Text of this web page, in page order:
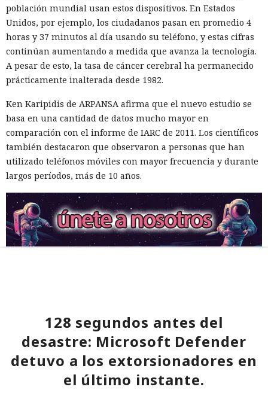
población mundial usan estos dispositivos. En Estados
Unidos, por ejemplo, los ciudadanos pasan en promedio 4
horas y 37 minutos al día usando su teléfono, y estas cifras
continúan aumentando a medida que avanza la tecnología.
A pesar de esto, la tasa de cáncer cerebral ha permanecido
prácticamente inalterada desde 1982.
Ken Karipidis de ARPANSA afirma que el nuevo estudio se
basa en una cantidad de datos mucho mayor en
comparación con el informe de IARC de 2011. Los científicos
también destacaron que observaron a personas que han
utilizado teléfonos móviles con mayor frecuencia y durante
largos períodos, más de 10 años.
128 segundos antes del
desastre: Microsoft Defender
detuvo a los extorsionadores en
el último instante.